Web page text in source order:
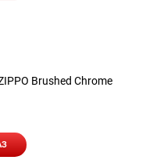
Brushed Chrome